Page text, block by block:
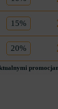
15%
20%